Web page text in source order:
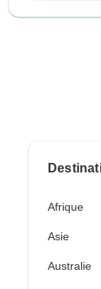
Afrique
Asie
Australie